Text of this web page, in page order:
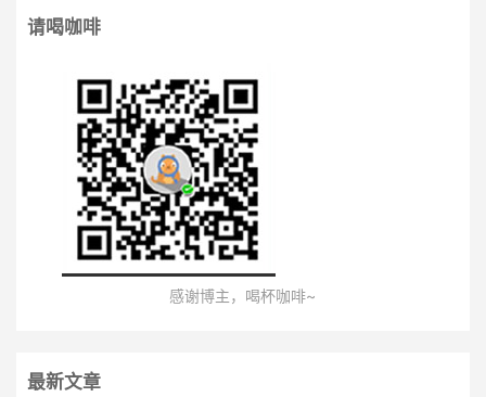
请喝咖啡
感谢博主，喝杯咖啡~
最新文章